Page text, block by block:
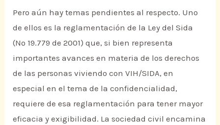
Pero aún hay temas pendientes al respecto. Uno
de ellos es la reglamentación de la Ley del Sida
(Nº 19.779 de 2001) que, si bien representa
importantes avances en materia de los derechos
de las personas viviendo con VIH/SIDA, en
especial en el tema de la confidencialidad,
requiere de esa reglamentación para tener mayor
eficacia y exigibilidad. La sociedad civil encamina